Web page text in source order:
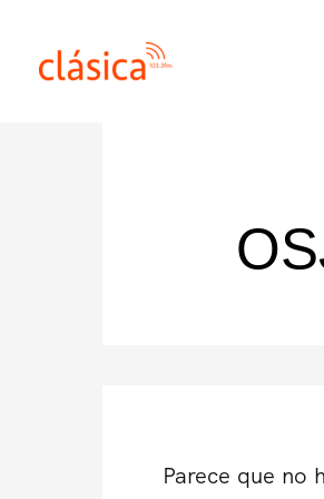
contenido
Parece que no